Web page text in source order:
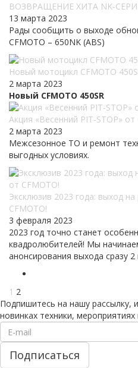
ВОЗВРАЩЕНИЕ ХИТА NK-
13 марта 2023
Рады сообщить о выходе
CFMOTO – 650NK (ABS)
Новый мотоцикл CFMOTO
2 марта 2023
Новый CFMOTO 450SR
Акция «Весенний PIT-STOP» от
2 марта 2023
Межсезонное ТО и ремонт
выгодных условиях.
Эксклюзив 2023 года: выход
CFMOTO!
3 февраля 2023
2023 год точно станет
квадролюбителей! Мы
анонсирования выхода сразу
1 2
Подпишитесь на нашу рассылку,
новинках техники,